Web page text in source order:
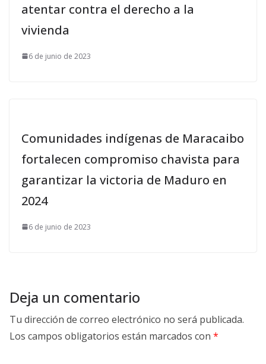
atentar contra el derecho a la
vivienda
6 de junio de 2023
Comunidades indígenas de Maracaibo
fortalecen compromiso chavista para
garantizar la victoria de Maduro en
2024
6 de junio de 2023
Deja un comentario
Tu dirección de correo electrónico no será publicada.
Los campos obligatorios están marcados con *